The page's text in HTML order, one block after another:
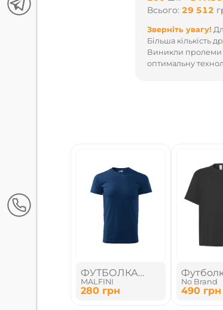
Всього: 29 512
Зверніть увагу!
Більша кількість
Виникли пролеми
оптимальну
ФУТБОЛКА
УНІСЕКС
MALFINI
280 грн
оверсайз
унісекс
No Brand
490 грн